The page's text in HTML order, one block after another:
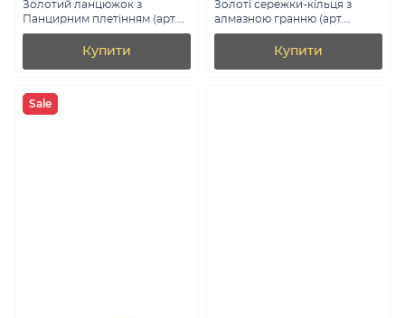
Золотий ланцюжок з
Панцирним плетінням (арт.
301001)
Купити
Золоті сережки-кільця з
алмазною гранню (арт.
121903/10)
Купити
Sale